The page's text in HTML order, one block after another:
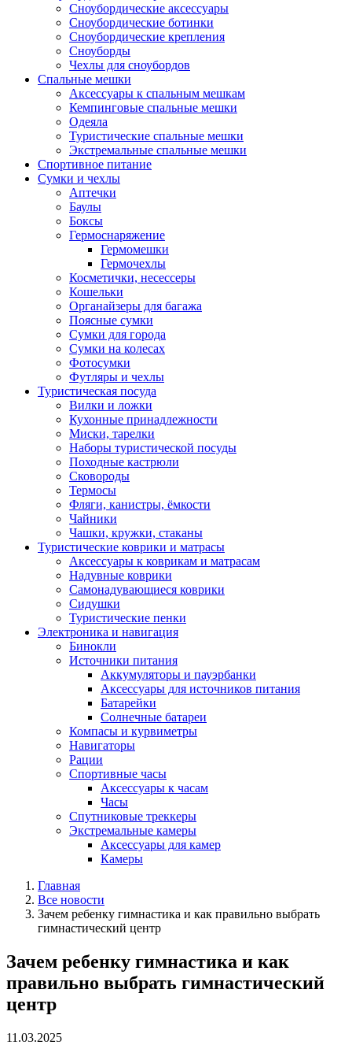
Сноубордические аксессуары
Сноубордические ботинки
Сноубордические крепления
Сноуборды
Чехлы для сноубордов
Спальные мешки
Аксессуары к спальным мешкам
Кемпинговые спальные мешки
Одеяла
Туристические спальные мешки
Экстремальные спальные мешки
Спортивное питание
Сумки и чехлы
Аптечки
Баулы
Боксы
Гермоснаряжение
Гермомешки
Гермочехлы
Косметички, несессеры
Кошельки
Органайзеры для багажа
Поясные сумки
Сумки для города
Сумки на колесах
Фотосумки
Футляры и чехлы
Туристическая посуда
Вилки и ложки
Кухонные принадлежности
Миски, тарелки
Наборы туристической посуды
Походные кастрюли
Сковороды
Термосы
Фляги, канистры, ёмкости
Чайники
Чашки, кружки, стаканы
Туристические коврики и матрасы
Аксессуары к коврикам и матрасам
Надувные коврики
Самонадувающиеся коврики
Сидушки
Туристические пенки
Электроника и навигация
Бинокли
Источники питания
Аккумуляторы и пауэрбанки
Аксессуары для источников питания
Батарейки
Солнечные батареи
Компасы и курвиметры
Навигаторы
Рации
Спортивные часы
Аксессуары к часам
Часы
Спутниковые треккеры
Экстремальные камеры
Аксессуары для камер
Камеры
Главная
Все новости
Зачем ребенку гимнастика и как правильно выбрать
гимнастический центр
Зачем ребенку гимнастика и как
правильно выбрать гимнастический
центр
11.03.2025